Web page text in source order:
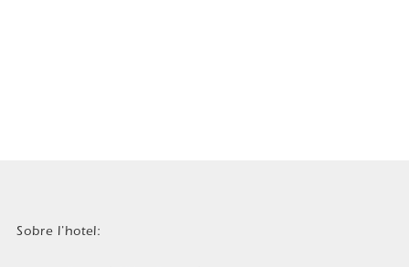
Sobre l'hotel: